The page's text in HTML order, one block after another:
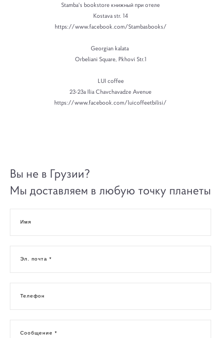
Stamba's bookstore книжный при отеле
Kostava str. ​14
https://www.facebook.com/Stambasbooks/
Georgian kalata
Orbeliani Square, Pkhovi Str.1
LUI coffee
23-23a Ilia Chavchavadze Avenue
https://www.facebook.com/luicoffeetbilisi/
Вы не в Грузии?
Мы доставляем в любую точку планеты
Имя
Эл. почта *
Телефон
Сообщение *